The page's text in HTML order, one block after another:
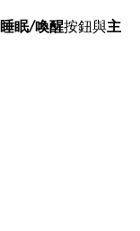
睡眠/喚醒按鈕與主